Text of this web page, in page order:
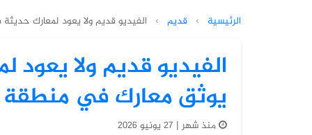
الرئيسية › قديم › الفيديو قديم ولا يعود لمعارك
الفيديو قديم ولا
يوثق معارك في منطقة
منذ شهر | 27 يونيو 2026